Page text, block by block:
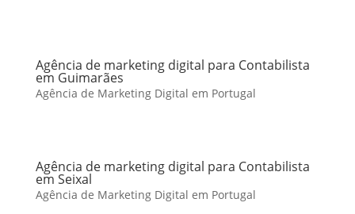
Agência de marketing digital para Contabilista
em Guimarães
Agência de Marketing Digital em Portugal
Agência de marketing digital para Contabilista
em Seixal
Agência de Marketing Digital em Portugal